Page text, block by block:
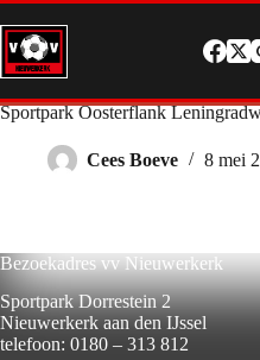
Ga
naar
de
inhoud
Sportpark Oosterflank
Cees Boeve 8 mei
Bezoekadres vv Nieuwerkerk
Sportpark Dorrestein 2
Nieuwerkerk aan den IJssel
telefoon: 0180 – 313 812